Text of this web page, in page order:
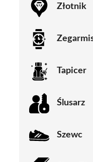
Złotnik
Tapicer
Ślusarz
Szewc